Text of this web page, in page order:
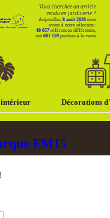
Vous cherchez un article
vendu en jardinerie ?
Aujourd'hui 8 août 2026 nous
avons à notre sélection :
40 657 références différentes,
soit 681 159 produits à la vente
Décorations
FM15